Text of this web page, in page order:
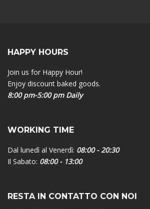
HAPPY HOURS
Join us for Happy Hour!
Enjoy discount baked goods.
8:00 pm-5:00 pm Daily
WORKING TIME
Dal lunedì al Venerdì: 08:00 - 20:30
Il Sabato: 08:00 - 13:00
RESTA IN CONTATTO CON NOI